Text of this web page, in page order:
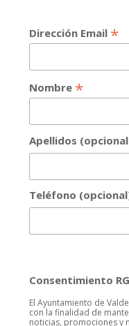
Dirección Email *
Nombre *
Apellidos
Teléfono
Consentimiento
El Ayuntamiento de
con la finalidad de
noticias, promociones y